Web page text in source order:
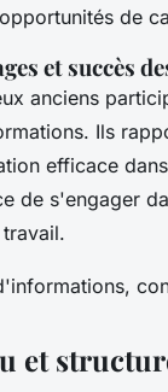
de
et succès
anciens
Ils
efficace
de s'engager
et